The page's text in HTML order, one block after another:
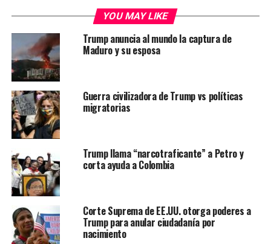
aranceles”, e instó a sus colegas “a que lo aprueben antes
de que este ejercicio de proteccionismo cause más daño
a la economía”.
Mexico y Canadá quedarán exentos cuando la medida
entre en vigor dentro de 15 dias, pero no todo lo que briila
es oro y la exclusión podría finalizar si las
renegociaciones del Tratado de Libre Comercio de
América del Norte (TLCAN), por sus siglas en ingles, se
estanquen.
Para el resto de los países afectados por la imposición
de aranceles y la política económica aplicada por la Casa
Blanca, según la nota, estos paises están invitados a
negociar con Washington las exclusiones de las nuevas
tarifas.
YOU MAY LIKE
Trump anuncia al mundo la captura de
Maduro y su esposa
Guerra civilizadora de Trump vs políticas
migratorias
Trump llama “narcotraficante” a Petro y
corta ayuda a Colombia
Corte Suprema de EE.UU. otorga poderes a
Trump para anular ciudadanía por
nacimiento